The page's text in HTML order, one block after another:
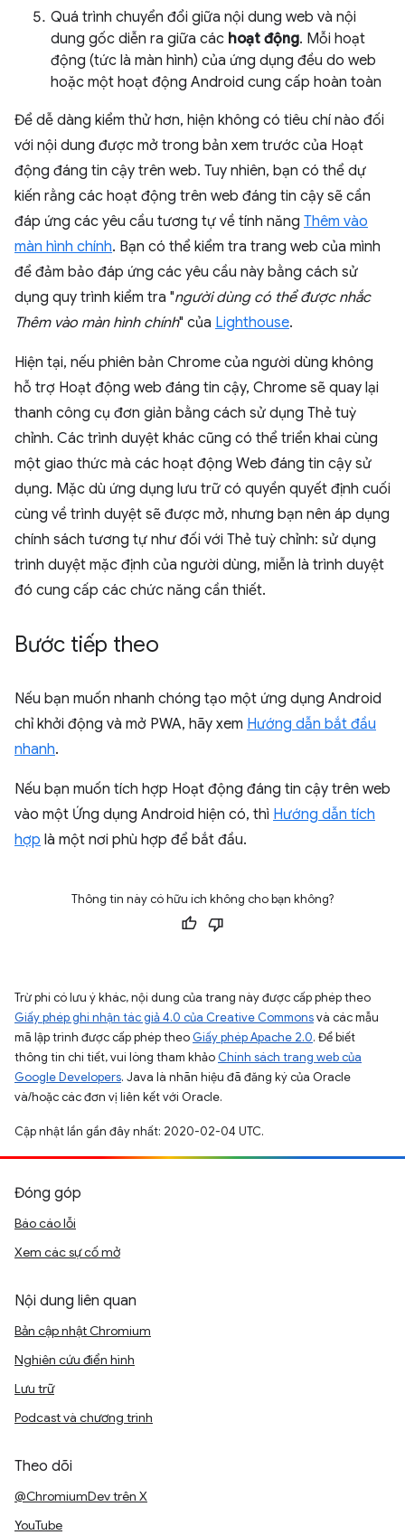
Quá trình chuyển đổi giữa nội dung web và nội
dung gốc diễn ra giữa các hoạt động. Mỗi hoạt
động (tức là màn hình) của ứng dụng đều do web
hoặc một hoạt động Android cung cấp hoàn toàn
Để dễ dàng kiểm thử hơn, hiện không có tiêu chí nào đối
với nội dung được mở trong bản xem trước của Hoạt
động đáng tin cậy trên web. Tuy nhiên, bạn có thể dự
kiến rằng các hoạt động trên web đáng tin cậy sẽ cần
đáp ứng các yêu cầu tương tự về tính năng Thêm vào
màn hình chính. Bạn có thể kiểm tra trang web của mình
để đảm bảo đáp ứng các yêu cầu này bằng cách sử
dụng quy trình kiểm tra "người dùng có thể được nhắc
Thêm vào màn hình chính" của Lighthouse.
Hiện tại, nếu phiên bản Chrome của người dùng không
hỗ trợ Hoạt động web đáng tin cậy, Chrome sẽ quay lại
thanh công cụ đơn giản bằng cách sử dụng Thẻ tuỳ
chỉnh. Các trình duyệt khác cũng có thể triển khai cùng
một giao thức mà các hoạt động Web đáng tin cậy sử
dụng. Mặc dù ứng dụng lưu trữ có quyền quyết định cuối
cùng về trình duyệt sẽ được mở, nhưng bạn nên áp dụng
chính sách tương tự như đối với Thẻ tuỳ chỉnh: sử dụng
trình duyệt mặc định của người dùng, miễn là trình duyệt
đó cung cấp các chức năng cần thiết.
Bước tiếp theo
Nếu bạn muốn nhanh chóng tạo một ứng dụng Android
chỉ khởi động và mở PWA, hãy xem Hướng dẫn bắt đầu
nhanh.
Nếu bạn muốn tích hợp Hoạt động đáng tin cậy trên web
vào một Ứng dụng Android hiện có, thì Hướng dẫn tích
hợp là một nơi phù hợp để bắt đầu.
Thông tin này có hữu ích không cho bạn không?
Trừ phi có lưu ý khác, nội dung của trang này được cấp phép theo
Giấy phép ghi nhận tác giả 4.0 của Creative Commonsvà các mẫu
mã lập trình được cấp phép theo Giấy phép Apache 2.0. Để biết
thông tin chi tiết, vui lòng tham khảo Chính sách trang web của
Google Developers. Java là nhãn hiệu đã đăng ký của Oracle
và/hoặc các đơn vị liên kết với Oracle.
Cập nhật lần gần đây nhất: 2020-02-04 UTC.
Đóng góp
Báo cáo lỗi
Xem các sự cố mở
Nội dung liên quan
Bản cập nhật Chromium
Nghiên cứu điển hình
Lưu trữ
Podcast và chương trình
Theo dõi
@ChromiumDev trên X
YouTube